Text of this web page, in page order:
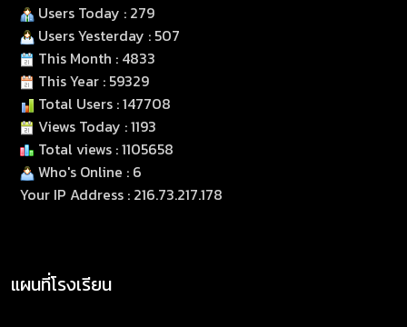
Users Today : 279
Users Yesterday : 507
This Month : 4833
This Year : 59329
Total Users : 147708
Views Today : 1193
Total views : 1105658
Who's Online : 6
Your IP Address : 216.73.217.178
แผนที่โรงเรียน